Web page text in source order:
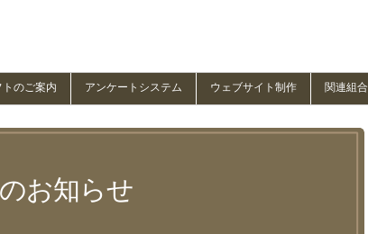
のご案内 アンケートシステム ウェブサイト制作 関連組合
お知らせ